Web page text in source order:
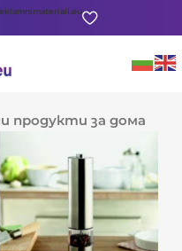
продукти за дома